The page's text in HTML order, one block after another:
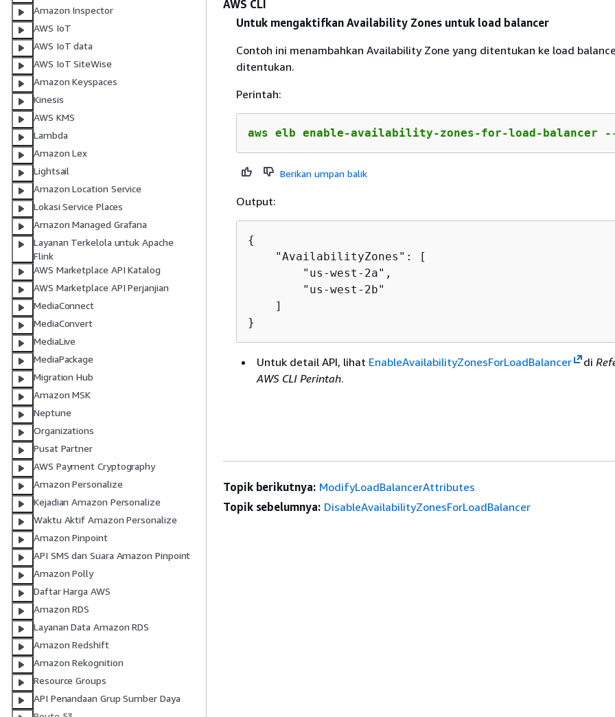
Amazon Inspector
AWS IoT
AWS IoT data
AWS IoT SiteWise
Amazon Keyspaces
Kinesis
AWS KMS
Lambda
Amazon Lex
Lightsail
Amazon Location Service
Lokasi Service Places
Amazon Managed Grafana
Layanan Terkelola untuk Apache
Flink
AWS Marketplace API Katalog
AWS Marketplace API Perjanjian
MediaConnect
MediaConvert
MediaLive
MediaPackage
Migration Hub
Amazon MSK
Neptune
Organizations
Pusat Partner
AWS Payment Cryptography
Amazon Personalize
Kejadian Amazon Personalize
Waktu Aktif Amazon Personalize
Amazon Pinpoint
API SMS dan Suara Amazon Pinpoint
Amazon Polly
Daftar Harga AWS
Amazon RDS
Layanan Data Amazon RDS
Amazon Redshift
Amazon Rekognition
Resource Groups
API Penandaan Grup Sumber Daya
AWS CLI
Untuk mengaktifkan Availability Zones untuk load balancer
Contoh ini menambahkan Availability Zone yang ditentukan ke load
ditentukan.
Perintah:
aws elb enable-availability-zones-for-load-balancer --
Berikan umpan balik
Output:
{
    "AvailabilityZones": [
        "us-west-2a",
        "us-west-2b"
    ]
}
Untuk detail API, lihat EnableAvailabilityZonesForLoadBalancer di
AWS CLI Perintah.
Topik berikutnya: ModifyLoadBalancerAttributes
Topik sebelumnya: DisableAvailabilityZonesForLoadBalancer